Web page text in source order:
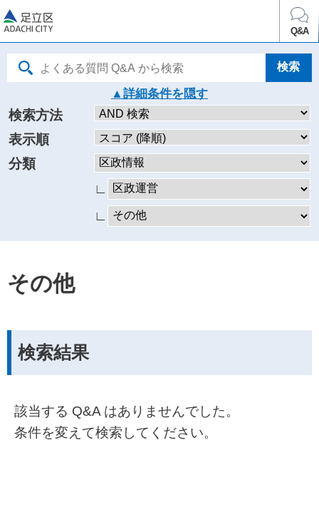
Q&A
詳細条件を
検索方法
表示順
分類
∟
∟
その他
検索結果
該当する Q&A はありませんでした。
条件を変えて検索してください。